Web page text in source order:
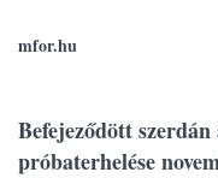
mfor.hu
Befejeződött
próbaterhelése